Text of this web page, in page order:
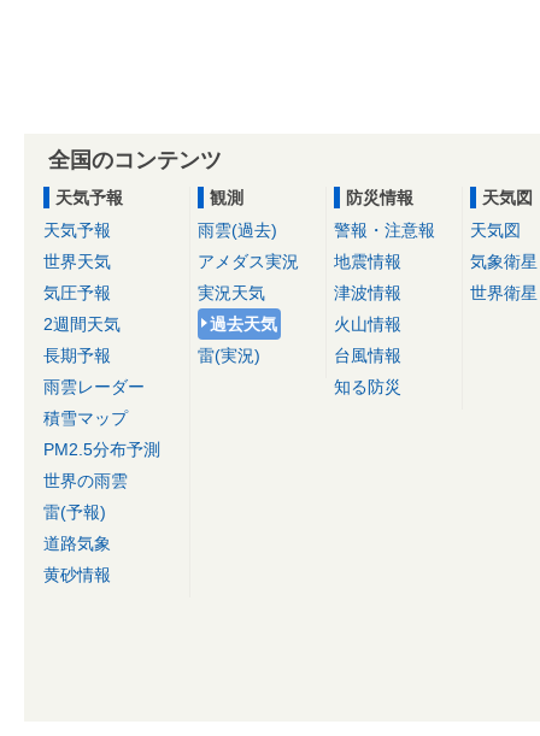
全国のコンテンツ
天気予報
天気予報
世界天気
気圧予報
2週間天気
長期予報
雨雲レーダー
積雪マップ
PM2.5分布予測
世界の雨雲
雷(予報)
道路気象
黄砂情報
観測
雨雲(過去)
アメダス実況
実況天気
過去天気
雷(実況)
防災情報
警報・注意報
地震情報
津波情報
火山情報
台風情報
知る防災
天気図
天気図
気象衛星
世界衛星